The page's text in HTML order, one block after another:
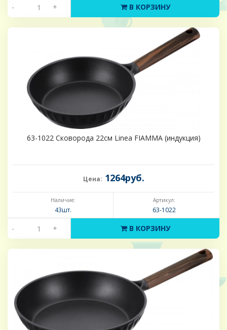
- + В КОРЗИНУ
63-1022 Сковорода 22см Linea FIAMMA (индукция)
Цена: 1264руб.
Наличие:
43шт.
Артикул:
63-1022
- + В КОРЗИНУ